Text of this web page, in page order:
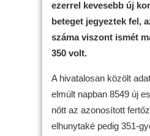
ezerrel kevesebb új
beteget jegyeztek fel,
száma viszont ismét
350 volt.
A hivatalosan közölt
elmúlt napban 8549 új
nőtt az azonosított
elhunytaké pedig 351-